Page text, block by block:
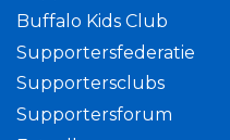
Buffalo Kids Club
Supportersfederatie
Supportersclubs
Supportersforum